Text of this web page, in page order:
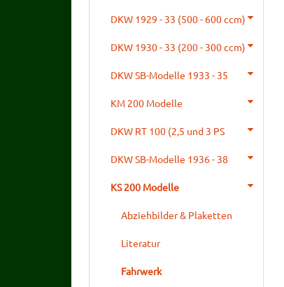
DKW 1929 - 33 (500 - 600 ccm)
DKW 1930 - 33 (200 - 300 ccm)
DKW SB-Modelle 1933 - 35
KM 200 Modelle
DKW RT 100 (2,5 und 3 PS
DKW SB-Modelle 1936 - 38
KS 200 Modelle
Abziehbilder & Plaketten
Literatur
Fahrwerk